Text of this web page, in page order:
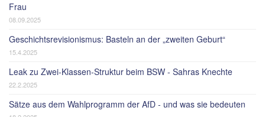
Frau
08.09.2025
Geschichtsrevisionismus: Basteln an der „zweiten Geburt“
15.4.2025
Leak zu Zwei-Klassen-Struktur beim BSW - Sahras Knechte
22.2.2025
Sätze aus dem Wahlprogramm der AfD - und was sie bedeuten